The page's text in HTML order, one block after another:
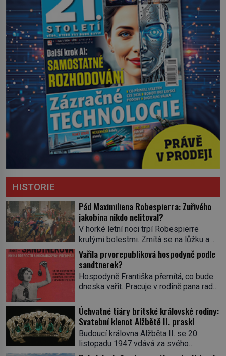
HISTORIE
Pád Maximiliena Robespierra: Zuřivého
jakobína nikdo nelitoval?
V horké letní noci trpí Robespierre
krutými bolestmi. Zmítá se na lůžku a
hlavou mu víří kolotoč myšlenek. Když
se probere z mdlob, vzpomene si na
jednu z pařížských jasnovidek, kterou
před lety navštívil. Prorokovala mu
tragický osud. Tehdy se jí vysmál.
prohlásil o něm jiný významný
francouzský revolucionář, Honoré de
Mirabeau […]
Vařila prvorepubliková hospodyně podle
sandtnerek?
Hospodyně Františka přemítá, co bude
dneska vařit. Pracuje v rodině pana rady
rychle v jedné ze „sandtnerek“.
„Zaplaťpánbůh, že už nemusíme chodit
s lístky,“ povzdechne si směrem ke
služce, kterou má v kuchyni k ruce.
Ještě v prvních letech nové republiky
Úchvatné tiáry britské královské rodiny:
Svatební klenot Alžbětě II. praskl
Budoucí královna Alžběta II. se 20.
listopadu 1947 vdává za svého
vyvoleného Filipa Mountbattena. Aby